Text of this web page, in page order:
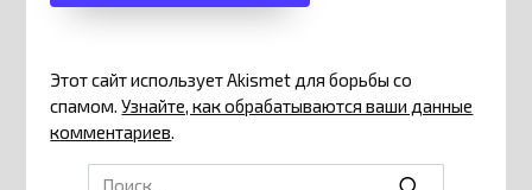
Этот сайт использует Akismet для борьбы со
спамом.Узнайте, как обрабатываются ваши данные
комментариев.
Search